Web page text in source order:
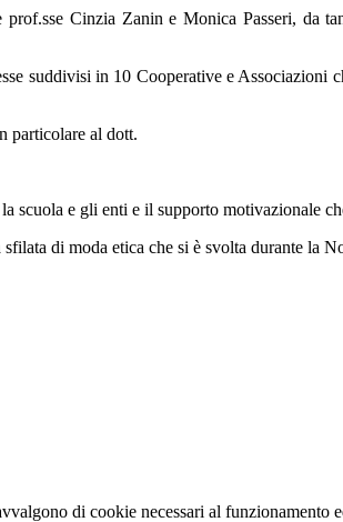
Cinzia Zanin e Monica Passeri, da
suddivisi in 10 Cooperative e
particolare al dott.
scuola e gli enti e il supporto motivazionale
di moda etica che si è svolta durante
di cookie necessari al funzionamento